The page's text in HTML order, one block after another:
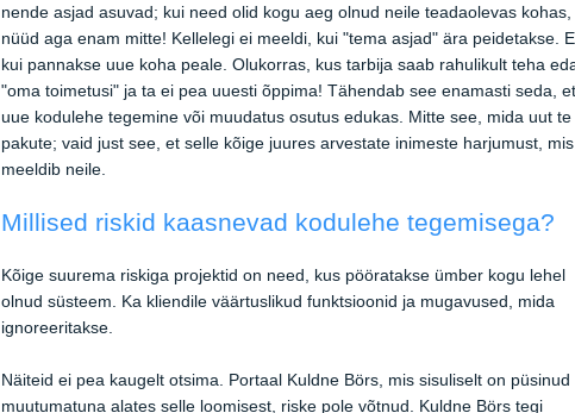
nende asjad asuvad; kui need olid kogu aeg olnud neile teadaolevas kohas,
nüüd aga enam mitte! Kellelegi ei meeldi, kui "tema asjad" ära peidetakse.
kui pannakse uue koha peale. Olukorras, kus tarbija saab rahulikult teha
"oma toimetusi" ja ta ei pea uuesti õppima! Tähendab see enamasti seda, et
uue kodulehe tegemine või muudatus osutus edukas. Mitte see, mida uut te
pakute; vaid just see, et selle kõige juures arvestate inimeste harjumust, mis
meeldib neile.
Millised riskid kaasnevad kodulehe tegemisega?
Kõige suurema riskiga projektid on need, kus pööratakse ümber kogu lehel
olnud süsteem. Ka kliendile väärtuslikud funktsioonid ja mugavused, mida
ignoreeritakse.
Näiteid ei pea kaugelt otsima. Portaal Kuldne Börs, mis sisuliselt on püsinud
muutumatuna alates selle loomisest, riske pole võtnud. Kuldne Börs tegi